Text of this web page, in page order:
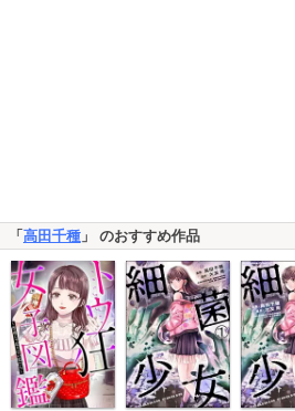
「高田千種 」 のおすすめ作品